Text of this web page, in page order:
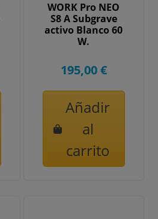
WORK Pro NEO
S8 A Subgrave
activo Blanco 60
W.
195,00 €
Añadir
al
carrito